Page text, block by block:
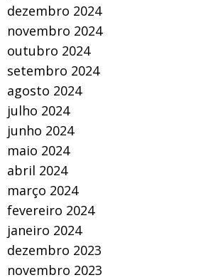
dezembro 2024
novembro 2024
outubro 2024
setembro 2024
agosto 2024
julho 2024
junho 2024
maio 2024
abril 2024
março 2024
fevereiro 2024
janeiro 2024
dezembro 2023
novembro 2023